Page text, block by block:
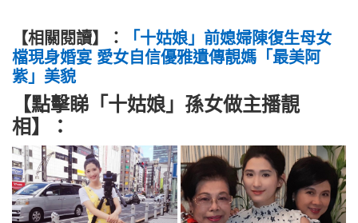
【相關閱讀】：
「十姑娘」前媳婦陳復生母女
檔現身婚宴 愛女自信優雅遺傳靚媽「最美阿
紫」美貌
【點擊睇「十姑娘」孫女做主播靚
相】：